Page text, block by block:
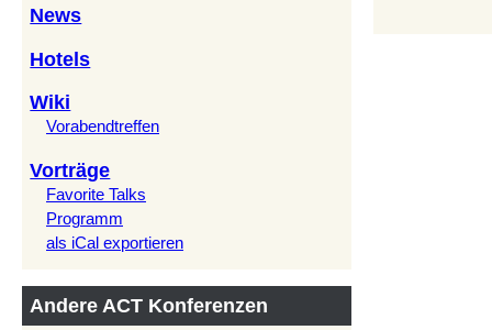
News
Hotels
Wiki
Vorabendtreffen
Vorträge
Favorite Talks
Programm
als iCal exportieren
Andere ACT Konferenzen